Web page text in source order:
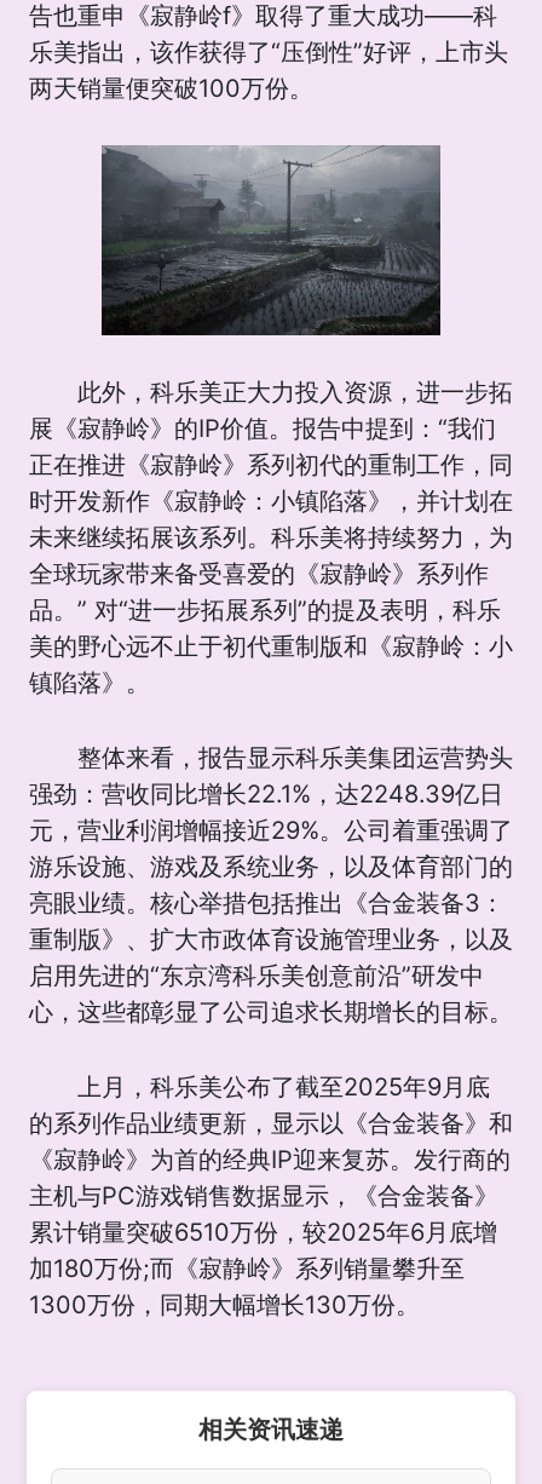
告也重申《寂静岭f》取得了重大成功——科
乐美指出，该作获得了“压倒性”好评，上市头
两天销量便突破100万份。
此外，科乐美正大力投入资源，进一步拓
展《寂静岭》的IP价值。报告中提到：“我们
正在推进《寂静岭》系列初代的重制工作，同
时开发新作《寂静岭：小镇陷落》，并计划在
未来继续拓展该系列。科乐美将持续努力，为
全球玩家带来备受喜爱的《寂静岭》系列作
品。” 对“进一步拓展系列”的提及表明，科乐
美的野心远不止于初代重制版和《寂静岭：小
镇陷落》。
整体来看，报告显示科乐美集团运营势头
强劲：营收同比增长22.1%，达2248.39亿日
元，营业利润增幅接近29%。公司着重强调了
游乐设施、游戏及系统业务，以及体育部门的
亮眼业绩。核心举措包括推出《合金装备3：
重制版》、扩大市政体育设施管理业务，以及
启用先进的“东京湾科乐美创意前沿”研发中
心，这些都彰显了公司追求长期增长的目标。
上月，科乐美公布了截至2025年9月底
的系列作品业绩更新，显示以《合金装备》和
《寂静岭》为首的经典IP迎来复苏。发行商的
主机与PC游戏销售数据显示，《合金装备》
累计销量突破6510万份，较2025年6月底增
加180万份;而《寂静岭》系列销量攀升至
1300万份，同期大幅增长130万份。
相关资讯速递